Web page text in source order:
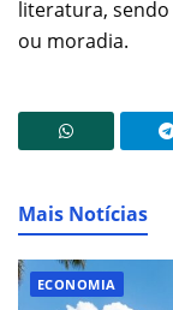
literatura,
ou moradia.
Mais Notícias
ECONOMIA